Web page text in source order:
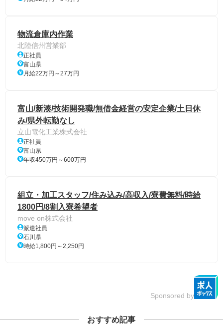
物流倉庫内作業
北陸信州営業部
正社員
富山県
月給22万円～27万円
富山/新湊/技術開発職/無借金経営の安定企業/土日休
み/県外転勤なし
立山電化工業株式会社
正社員
富山県
年収450万円～600万円
組立・加工スタッフ/住み込み/高収入/寮費無料/時給
1800円/8割入寮希望者
move on株式会社
派遣社員
石川県
時給1,800円～2,250円
Sponsored by
おすすめ記事